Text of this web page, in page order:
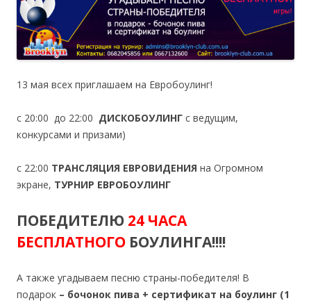
13 мая всех приглашаем на Евробоулинг!
с 20:00 до 22:00 ДИСКОБОУЛИНГ с ведущим,
конкурсами и призами)
с 22:00 ТРАНСЛЯЦИЯ ЕВРОВИДЕНИЯ на Огромном
экране, ТУРНИР ЕВРОБОУЛИНГ
ПОБЕДИТЕЛЮ 24 ЧАСА
БЕСПЛАТНОГО БОУЛИНГА!!!!
А также угадываем песню страны-победителя! В
подарок – бочонок пива + сертификат на боулинг (1